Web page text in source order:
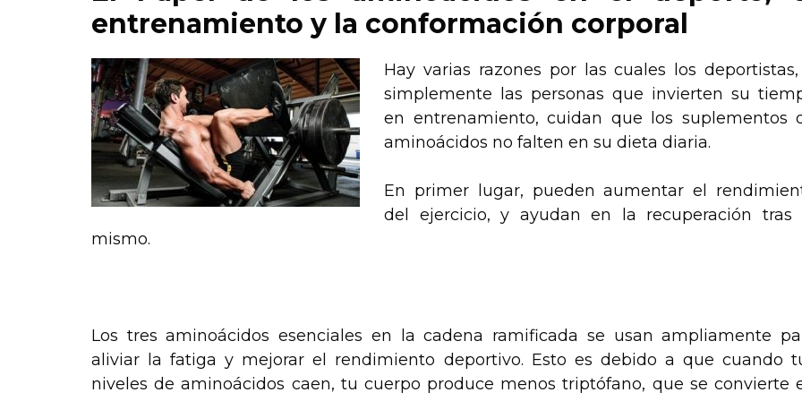
entrenamiento y la conformación corporal
Hay varias razones por las cuales los
simplemente las personas que invierten su
en entrenamiento, cuidan que los suplementos
aminoácidos no falten en su dieta diaria.
En primer lugar, pueden aumentar el
del ejercicio, y ayudan en la recuperación tras
mismo.
Los tres aminoácidos esenciales en la cadena ramificada se usan ampliamente
aliviar la fatiga y mejorar el rendimiento deportivo. Esto es debido a que cuando
niveles de aminoácidos caen, tu cuerpo produce menos triptófano, que se convierte